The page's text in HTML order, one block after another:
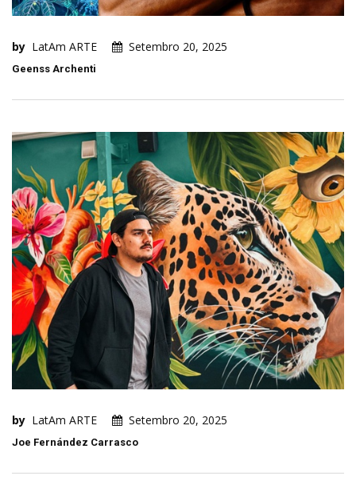
by LatAm ARTE Setembro 20, 2025
Geenss Archenti
by LatAm ARTE Setembro 20, 2025
Joe Fernández Carrasco